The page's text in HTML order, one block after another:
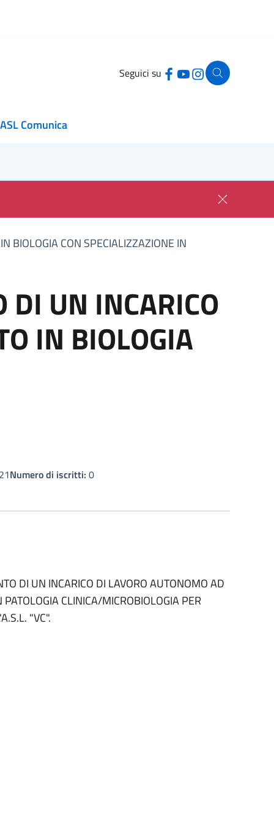
Seguici su
ASL Comunica
BIOLOGIA CON SPECIALIZZAZIONE IN
DI UN INCARICO
IN BIOLOGIA
Numero di iscritti: 0
DI UN INCARICO DI LAVORO AUTONOMO AD
CLINICA/MICROBIOLOGIA PER
"VC".